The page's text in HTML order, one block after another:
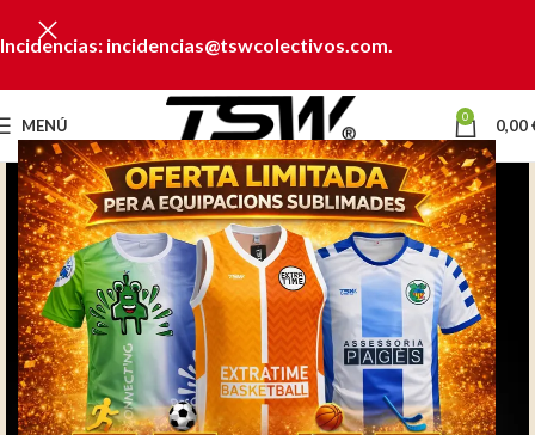
Incidencias: incidencias@tswcolectivos.com.
MENÚ 0 0,00